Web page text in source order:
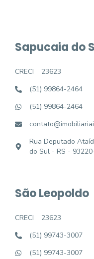
Sapucaia do
CRECI
23623
(51) 99864-2464
(51) 99864-2464
Rua Deputado
do Sul - RS -
São Leopoldo
CRECI
23623
(51) 99743-3007
(51) 99743-3007